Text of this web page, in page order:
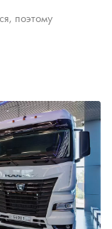
поэтому